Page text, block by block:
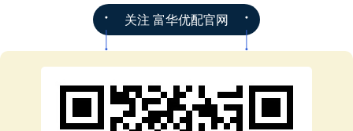
关注 富华优配官网